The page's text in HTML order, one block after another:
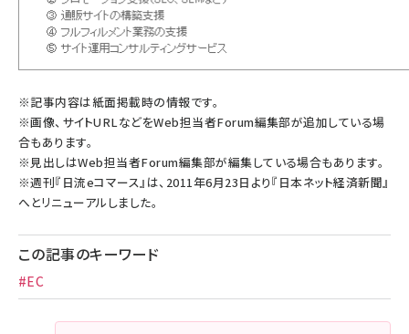
※記事内容は紙面掲載時の情報です。
※画像、サイトURLなどをWeb担当者Forum編集部が追加している場
合もあります。
※見出しはWeb担当者Forum編集部が編集している場合もあります。
※週刊『日流eコマース』は、2011年6月23日より『日本ネット経済新聞』
へとリニューアルしました。
この記事のキーワード
#EC